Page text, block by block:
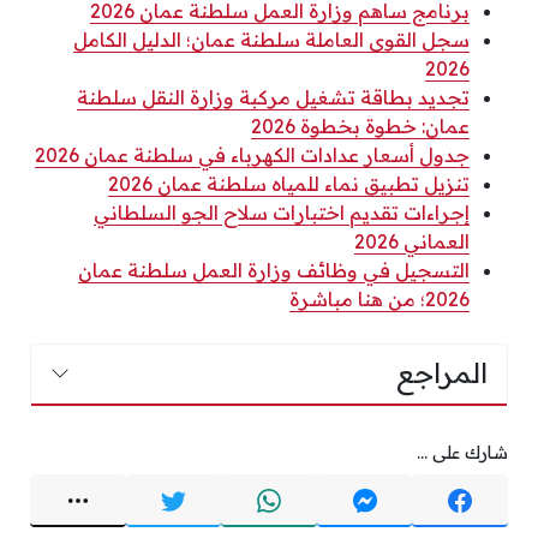
برنامج ساهم وزارة العمل سلطنة عمان 2026
سجل القوى العاملة سلطنة عمان؛ الدليل الكامل
2026
تجديد بطاقة تشغيل مركبة وزارة النقل سلطنة
عمان: خطوة بخطوة 2026
جدول أسعار عدادات الكهرباء في سلطنة عمان 2026
تنزيل تطبيق نماء للمياه سلطنة عمان 2026
إجراءات تقديم اختبارات سلاح الجو السلطاني
العماني 2026
التسجيل في وظائف وزارة العمل سلطنة عمان
2026؛ من هنا مباشرة
المراجع
شارك على ...